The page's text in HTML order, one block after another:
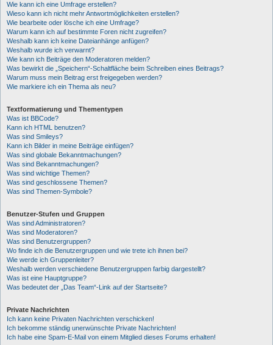
Wie kann ich eine Umfrage erstellen?
Wieso kann ich nicht mehr Antwortmöglichkeiten erstellen?
Wie bearbeite oder lösche ich eine Umfrage?
Warum kann ich auf bestimmte Foren nicht zugreifen?
Weshalb kann ich keine Dateianhänge anfügen?
Weshalb wurde ich verwarnt?
Wie kann ich Beiträge den Moderatoren melden?
Was bewirkt die „Speichern“-Schaltfläche beim Schreiben eines Beitrags?
Warum muss mein Beitrag erst freigegeben werden?
Wie markiere ich ein Thema als neu?
Textformatierung und Thementypen
Was ist BBCode?
Kann ich HTML benutzen?
Was sind Smileys?
Kann ich Bilder in meine Beiträge einfügen?
Was sind globale Bekanntmachungen?
Was sind Bekanntmachungen?
Was sind wichtige Themen?
Was sind geschlossene Themen?
Was sind Themen-Symbole?
Benutzer-Stufen und Gruppen
Was sind Administratoren?
Was sind Moderatoren?
Was sind Benutzergruppen?
Wo finde ich die Benutzergruppen und wie trete ich ihnen bei?
Wie werde ich Gruppenleiter?
Weshalb werden verschiedene Benutzergruppen farbig dargestellt?
Was ist eine Hauptgruppe?
Was bedeutet der „Das Team“-Link auf der Startseite?
Private Nachrichten
Ich kann keine Privaten Nachrichten verschicken!
Ich bekomme ständig unerwünschte Private Nachrichten!
Ich habe eine Spam-E-Mail von einem Mitglied dieses Forums erhalten!